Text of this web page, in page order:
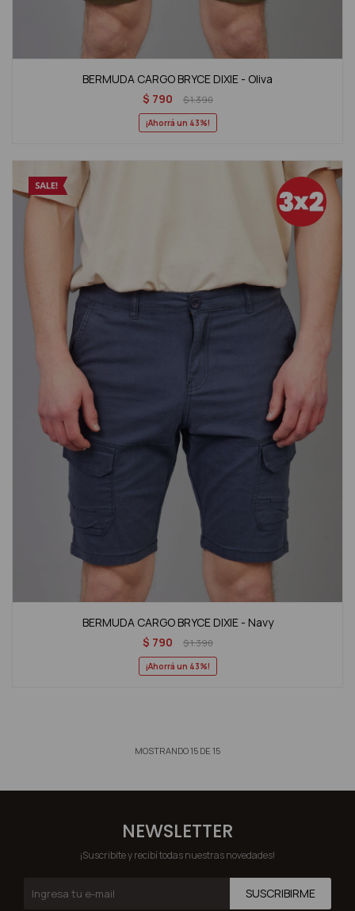
BERMUDA CARGO BRYCE DIXIE - Oliva
$ 790 $1.390
43
BERMUDA CARGO BRYCE DIXIE - Navy
$ 790 $1.390
43
MOSTRANDO15 DE 15
NEWSLETTER
¡Suscribite y recibí todas nuestras novedades!
SUSCRIBIRME